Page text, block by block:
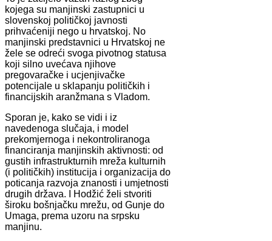
kojega su manjinski zastupnici u
slovenskoj političkoj javnosti
prihvaćeniji nego u hrvatskoj. No
manjinski predstavnici u Hrvatskoj ne
žele se odreći svoga pivotnog statusa
koji silno uvećava njihove
pregovaračke i ucjenjivačke
potencijale u sklapanju političkih i
financijskih aranžmana s Vladom.
Sporan je, kako se vidi i iz
navedenoga slučaja, i model
prekomjernoga i nekontroliranoga
financiranja manjinskih aktivnosti: od
gustih infrastrukturnih mreža kulturnih
(i političkih) institucija i organizacija do
poticanja razvoja znanosti i umjetnosti
drugih država. I Hodžić želi stvoriti
široku bošnjačku mrežu, od Gunje do
Umaga, prema uzoru na srpsku
manjinu.